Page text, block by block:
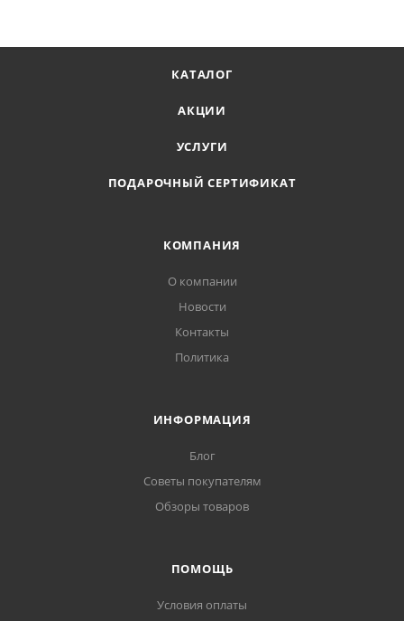
КАТАЛОГ
АКЦИИ
УСЛУГИ
ПОДАРОЧНЫЙ СЕРТИФИКАТ
КОМПАНИЯ
О компании
Новости
Контакты
Политика
ИНФОРМАЦИЯ
Блог
Советы покупателям
Обзоры товаров
ПОМОЩЬ
Условия оплаты